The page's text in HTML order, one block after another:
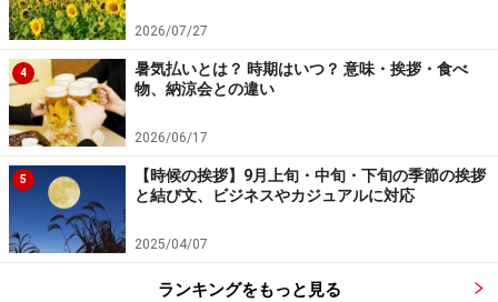
に飾るときは紙垂などをつけます。
普段使う縄は右へねじる「右綯い」（みぎない）です
が、お正月のしめ縄は特別なものなので、左へねじる
「左綯い」（ひだりない）になっています。また、古来
より左を神聖、右を俗（日常）と考えるので、神様から
みたときに元の太い部分が左側になるように飾ります
（人からみると、向かって右側に元の太い部分がきま
す）。
2026/07/27
4
暑気払いとは？ 時期はいつ？ 意味・挨拶・食べ
物、納涼会との違い
2026/06/17
5
【時候の挨拶】9月上旬・中旬・下旬の季節の挨拶
と結び文、ビジネスやカジュアルに対応
2025/04/07
ランキングをもっと見る